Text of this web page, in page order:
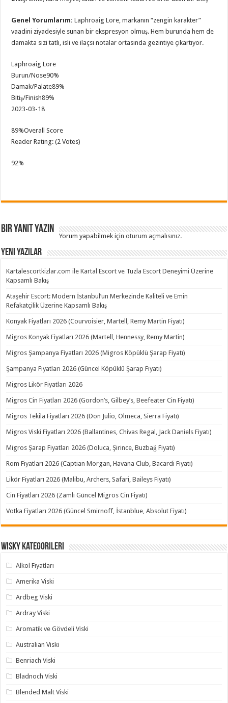
Genel Yorumlarım:Laphroaig Lore, markanın “zengin karakter”
vaadini ziyadesiyle sunan bir ekspresyon olmuş. Hem burunda hem de
damakta sizi tatlı, isli ve ilaçsı notalar ortasında gezintiye çıkartıyor.
Laphroaig Lore
Burun/Nose90%
Damak/Palate89%
Bitiş/Finish89%
2023-03-18
89%Overall Score
Reader Rating: (2 Votes)
92%
Bir yanıt yazın
Yorum yapabilmek içinoturum açmalısınız.
Yeni Yazılar
Kartalescortkizlar.com ile Kartal Escort ve Tuzla Escort Deneyimi Üzerine
Kapsamlı Bakış
Ataşehir Escort: Modern İstanbul’un Merkezinde Kaliteli ve Emin
Refakatçilik Üzerine Kapsamlı Bakış
Konyak Fiyatları 2026 (Courvoisier, Martell, Remy Martin Fiyatı)
Migros Konyak Fiyatları 2026 (Martell, Hennessy, Remy Martin)
Migros Şampanya Fiyatları 2026 (Migros Köpüklü Şarap Fiyatı)
Şampanya Fiyatları 2026 (Güncel Köpüklü Şarap Fiyatı)
Migros Likör Fiyatları 2026
Migros Cin Fiyatları 2026 (Gordon’s, Gilbey’s, Beefeater Cin Fiyatı)
Migros Tekila Fiyatları 2026 (Don Julio, Olmeca, Sierra Fiyatı)
Migros Viski Fiyatları 2026 (Ballantines, Chivas Regal, Jack Daniels Fiyatı)
Migros Şarap Fiyatları 2026 (Doluca, Şirince, Buzbağ Fiyatı)
Rom Fiyatları 2026 (Captian Morgan, Havana Club, Bacardi Fiyatı)
Likör Fiyatları 2026 (Malibu, Archers, Safari, Baileys Fiyatı)
Cin Fiyatları 2026 (Zamlı Güncel Migros Cin Fiyatı)
Votka Fiyatları 2026 (Güncel Smirnoff, İstanblue, Absolut Fiyatı)
Wisky Kategorileri
Alkol Fiyatları
Amerika Viski
Ardbeg Viski
Ardray Viski
Aromatik ve Gövdeli Viski
Australian Viski
Benriach Viski
Bladnoch Viski
Blended Malt Viski